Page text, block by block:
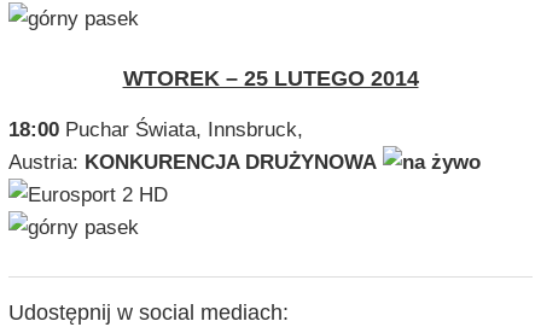
WTOREK – 25 LUTEGO 2014
18:00 Puchar Świata, Innsbruck,
Austria: KONKURENCJA DRUŻYNOWA
Udostępnij w social mediach: